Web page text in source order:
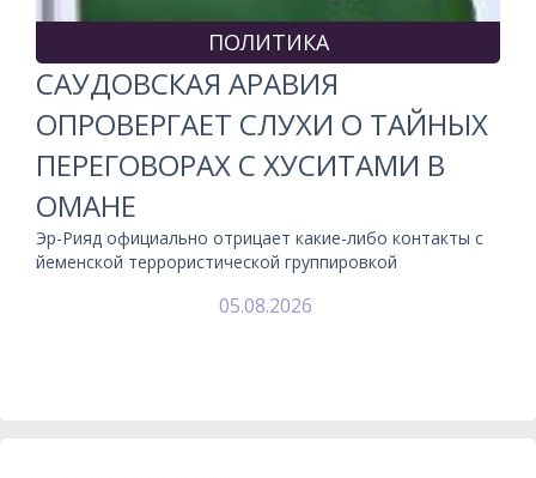
ПОЛИТИКА
САУДОВСКАЯ АРАВИЯ
ОПРОВЕРГАЕТ СЛУХИ О ТАЙНЫХ
ПЕРЕГОВОРАХ С ХУСИТАМИ В
ОМАНЕ
Эр-Рияд официально отрицает какие-либо контакты с
йеменской террористической группировкой
05.08.2026